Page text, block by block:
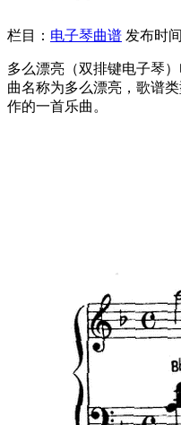
栏目： 电子琴曲谱 发布时
多么漂亮（双排键电子琴
曲名称为多么漂亮，歌谱
作的一首乐曲。